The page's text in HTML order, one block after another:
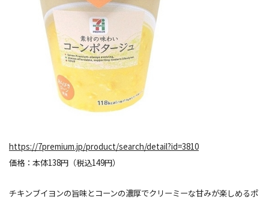
https://7premium.jp/product/search/detail?id=3810
価格：本体138円（税込149円）
チキンブイヨンの旨味とコーンの濃厚でクリーミーな甘みが楽しめるポ